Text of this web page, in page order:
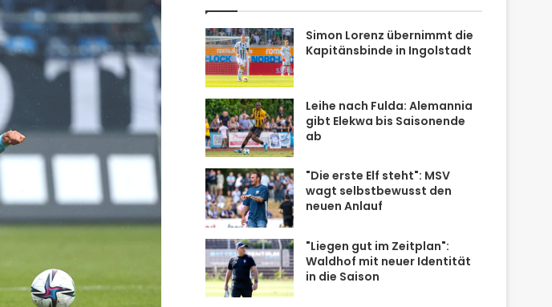
Simon Lorenz übernimmt die
Kapitänsbinde in Ingolstadt
Leihe nach Fulda: Alemannia
gibt Elekwa bis Saisonende
ab
"Die erste Elf steht": MSV
wagt selbstbewusst den
neuen Anlauf
"Liegen gut im Zeitplan":
Waldhof mit neuer Identität
in die Saison